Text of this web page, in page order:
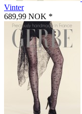
Vinter
689,99 NOK *